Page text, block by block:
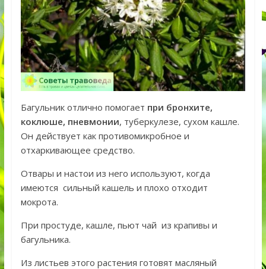
Багульник отлично помогает при бронхите,
коклюше, пневмонии, туберкулезе, сухом кашле.
Он действует как противомикробное и
отхаркивающее средство.
Отвары и настои из него используют, когда
имеются сильный кашель и плохо отходит
мокрота.
При простуде, кашле, пьют чай из крапивы и
багульника.
Из листьев этого растения готовят масляный